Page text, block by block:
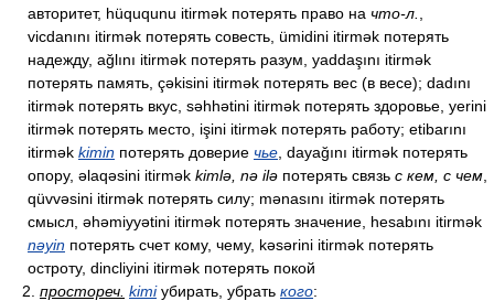
авторитет, hüququnu itirmək потерять право на что-л.
vicdanını itirmək потерять совесть, ümidini itirmək потерять
надежду, ağlını itirmək потерять разум, yaddaşını itirmək
потерять память, çəkisini itirmək потерять вес (в весе); dadını
itirmək потерять вкус, səhhətini itirmək потерять здоровье, yerini
itirmək потерять место, işini itirmək потерять работу; etibarını
itirmək kimin потерять доверие чье , dayağını itirmək потерять
опору, əlaqəsini itirmək kimlə, nə ilə потерять связь с кем, с чем
qüvvəsini itirmək потерять силу; mənasını itirmək потерять
смысл, əhəmiyyətini itirmək потерять значение, hesabını itirmək
nəyin потерять счет кому, чему, kəsərini itirmək потерять
остроту, dincliyini itirmək потерять покой
2. простореч. kimiубирать, убрать кого: